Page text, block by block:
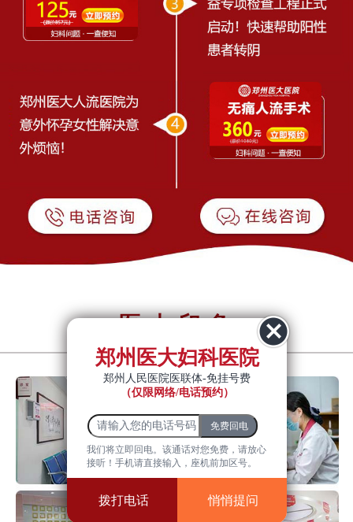
医大印象
郑州医大妇科医院
郑州人民医院医联体-免挂号费
（仅限网络/电话预约）
我们将立即回电。该通话对您免费，请放心
接听！手机请直接输入，座机前加区号。
拨打电话 悄悄提问